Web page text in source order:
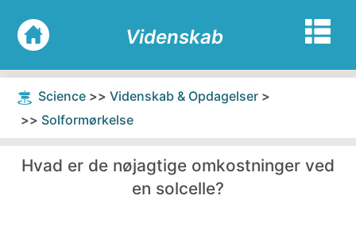
Videnskab
Home Natur
Biologi Fysik
Science >> Videnskab & Opdagelser >
>> Solformørkelse
Hvad er de nøjagtige omkostninger ved
en solcelle?